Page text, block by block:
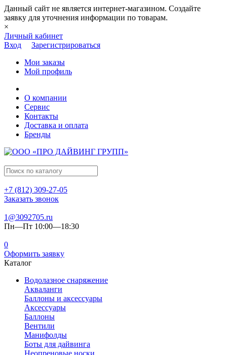
Данный сайт не является интернет-магазином. Создайте
заявку для уточнения информации по товарам.
×
Личный кабинет
Вход
Зарегистрироваться
Мои заказы
Мой профиль
О компании
Сервис
Контакты
Доставка и оплата
Бренды
+7 (812) 309-27-05
Заказать звонок
1@3092705.ru
Пн—Пт 10:00—18:30
0
Оформить заявку
Каталог
Водолазное снаряжение
Акваланги
Баллоны и аксессуары
Аксессуары
Баллоны
Вентили
Манифолды
Боты для дайвинга
Неопреновые носки